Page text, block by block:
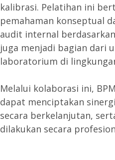
kalibrasi. Pelatihan ini
pemahaman konseptual
audit internal
juga menjadi bagian dari
laboratorium di
Melalui kolaborasi ini,
dapat menciptakan
secara berkelanjutan,
dilakukan secara